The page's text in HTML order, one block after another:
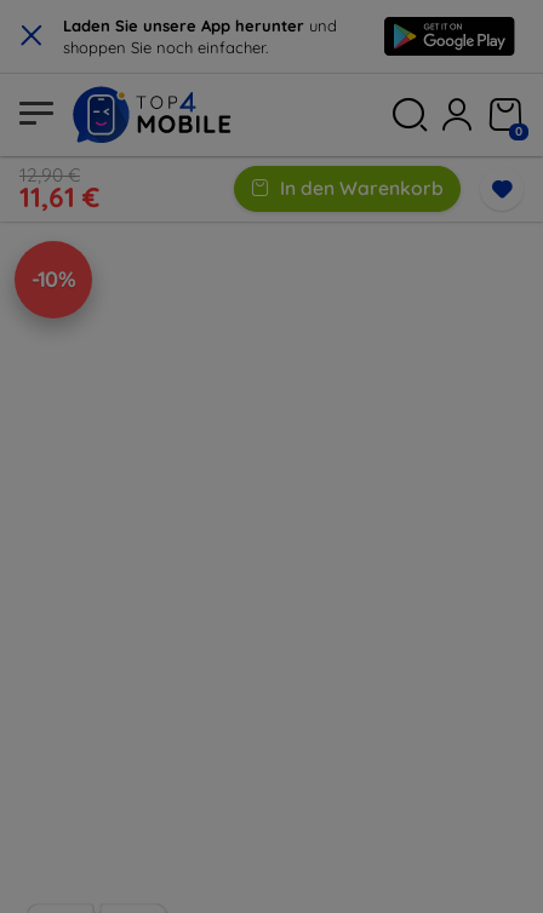
× Laden Sie unsere App herunter und
shoppen Sie noch einfacher.
0
12,90 €
11,61 € In den Warenkorb
-10%